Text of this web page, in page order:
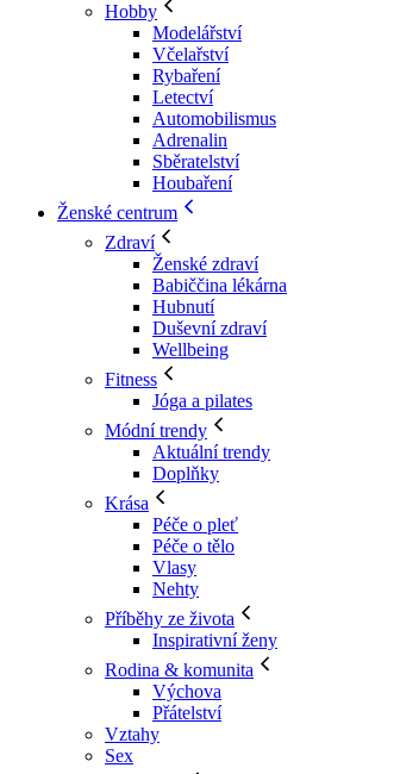
Hobby
Modelářství
Včelařství
Rybaření
Letectví
Automobilismus
Adrenalin
Sběratelství
Houbaření
Ženské centrum
Zdraví
Ženské zdraví
Babiččina lékárna
Hubnutí
Duševní zdraví
Wellbeing
Fitness
Jóga a pilates
Módní trendy
Aktuální trendy
Doplňky
Krása
Péče o pleť
Péče o tělo
Vlasy
Nehty
Příběhy ze života
Inspirativní ženy
Rodina & komunita
Výchova
Přátelství
Vztahy
Sex